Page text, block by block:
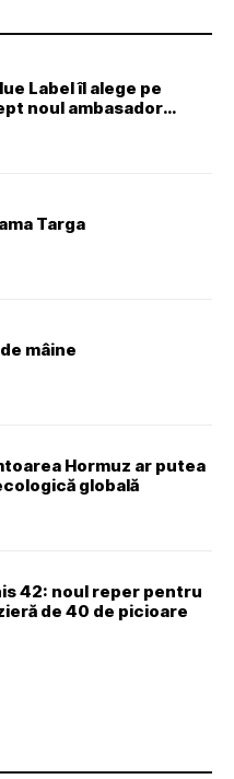
Label îl alege pe
noul ambasador
Targa
mâine
Hormuz ar putea
globală
42: noul reper pentru
de 40 de picioare